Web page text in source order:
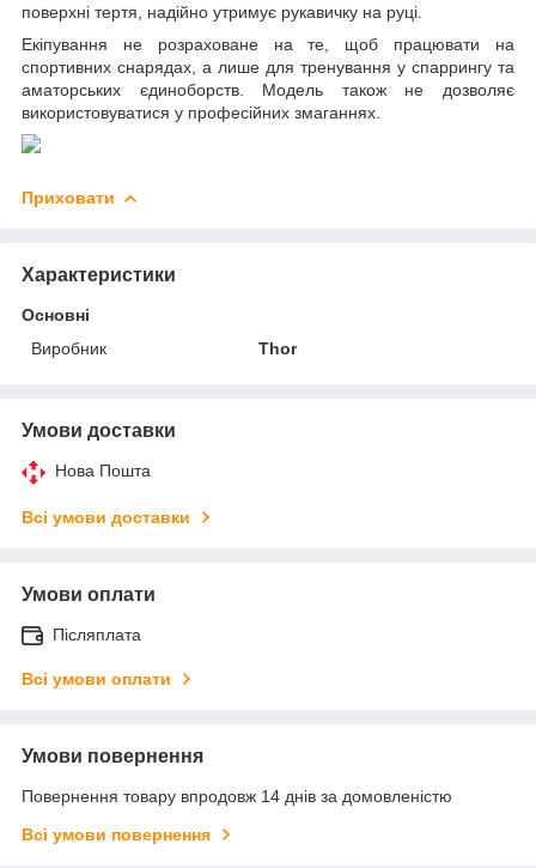
поверхні тертя, надійно утримує рукавичку на руці.
Екіпування не розраховане на те, щоб працювати на
спортивних снарядах, а лише для тренування у спаррингу та
аматорських єдиноборств. Модель також не дозволяє
використовуватися у професійних змаганнях.
Приховати
Характеристики
Основні
Виробник
Thor
Умови доставки
Нова Пошта
Всі умови доставки
Умови оплати
Післяплата
Всі умови оплати
Умови повернення
Повернення товару впродовж 14 днів за домовленістю
Всі умови повернення